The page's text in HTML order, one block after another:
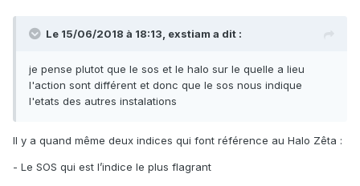
Le 15/06/2018 à 18:13, exstiam a dit :
je pense plutot que le sos et le halo sur le quelle a lieu
l'action sont différent et donc que le sos nous indique
l'etats des autres instalations
Il y a quand même deux indices qui font référence au Halo Zêta :
- Le SOS qui est l’indice le plus flagrant